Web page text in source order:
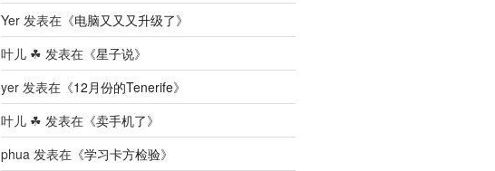
Yer发表在《电脑又又又升级了》
叶儿 ☘ 发表在《星子说》
yer发表在《12月份的Tenerife》
叶儿 ☘ 发表在《卖手机了》
phua发表在《学习卡方检验》